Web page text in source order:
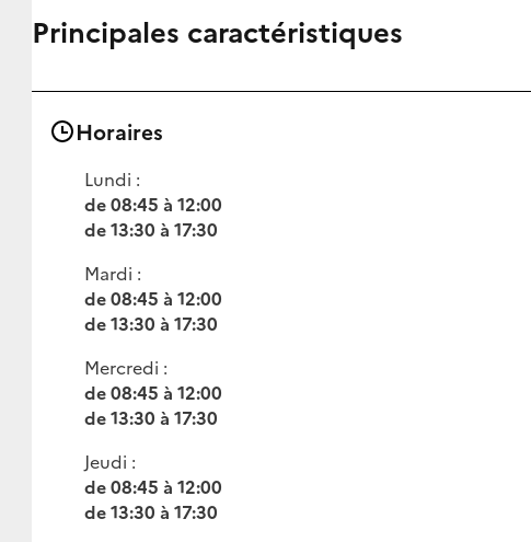
Principales caractéristiques
Horaires
Lundi :
de 08:45 à 12:00
de 13:30 à 17:30
Mardi :
de 08:45 à 12:00
de 13:30 à 17:30
Mercredi :
de 08:45 à 12:00
de 13:30 à 17:30
Jeudi :
de 08:45 à 12:00
de 13:30 à 17:30